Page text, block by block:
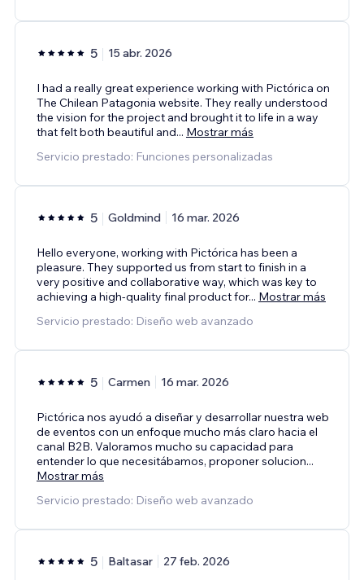
5 15 abr. 2026
I had a really great experience working with Pictórica on
The Chilean Patagonia website. They really understood
the vision for the project and brought it to life in a way
that felt both beautiful and... Mostrar más
Servicio prestado: Funciones personalizadas
5 Goldmind 16 mar. 2026
Hello everyone, working with Pictórica has been a
pleasure. They supported us from start to finish in a
very positive and collaborative way, which was key to
achieving a high-quality final product for... Mostrar más
Servicio prestado: Diseño web avanzado
5 Carmen 16 mar. 2026
Pictórica nos ayudó a diseñar y desarrollar nuestra web
de eventos con un enfoque mucho más claro hacia el
canal B2B. Valoramos mucho su capacidad para
entender lo que necesitábamos, proponer solucion...
Mostrar más
Servicio prestado: Diseño web avanzado
5 Baltasar 27 feb. 2026